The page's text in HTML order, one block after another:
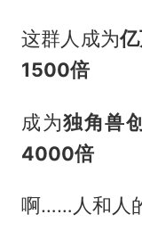
这群人成为
1500倍
成为独角兽
4000倍
啊……人和人